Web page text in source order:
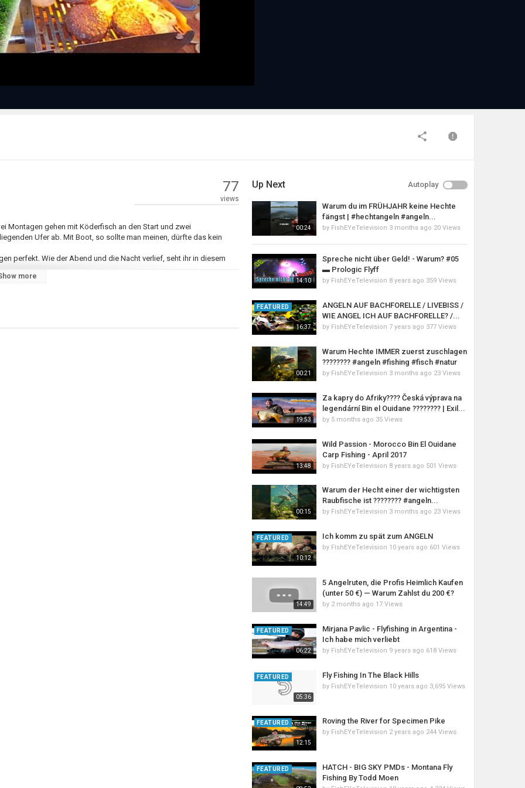
Video
77
views
Montagen gehen mit Köderfisch an den Start und zwei
Ufer ab. Mit Boot, so sollte man meinen, dürfte das kein
perfekt. Wie der Abend und die Nacht verlief, seht ihr in diesem
more
Up Next Autoplay
00:24
Warum du im FRÜHJAHR keine Hechte
fängst | #hechtangeln #angeln...
by FishEYeTelevision 3 months ago 20 Views
14:10
Spreche nicht über Geld! - Warum? #05
▬ Prologic Flyff
by FishEYeTelevision 8 years ago 359 Views
16:37
FEATURED
ANGELN AUF BACHFORELLE / LIVEBISS /
WIE ANGEL ICH AUF BACHFORELLE? /...
by FishEYeTelevision 7 years ago 377 Views
00:21
Warum Hechte IMMER zuerst zuschlagen
???????? #angeln #fishing #fisch #natur
by FishEYeTelevision 3 months ago 23 Views
19:53
Za kapry do Afriky???? Česká výprava na
legendární Bin el Ouidane ???????? | Exil...
by 5 months ago 35 Views
13:48
Wild Passion - Morocco Bin El Ouidane
Carp Fishing - April 2017
by FishEYeTelevision 8 years ago 501 Views
00:15
Warum der Hecht einer der wichtigsten
Raubfische ist ???????? #angeln...
by FishEYeTelevision 3 months ago 23 Views
10:12
FEATURED Ich komm zu spät zum ANGELN
by FishEYeTelevision 10 years ago 601 Views
14:49
5 Angelruten, die Profis Heimlich Kaufen
(unter 50 €) — Warum Zahlst du 200 €?
by 2 months ago 17 Views
06:22
FEATURED
Mirjana Pavlic - Flyfishing in Argentina -
Ich habe mich verliebt
by FishEYeTelevision 9 years ago 618 Views
05:36
FEATURED Fly Fishing In The Black Hills
by FishEYeTelevision 10 years ago 3,695 Views
12:15
FEATURED Roving the River for Specimen Pike
by FishEYeTelevision 2 years ago 244 Views
FEATURED
HATCH - BIG SKY PMDs - Montana Fly
Fishing By Todd Moen